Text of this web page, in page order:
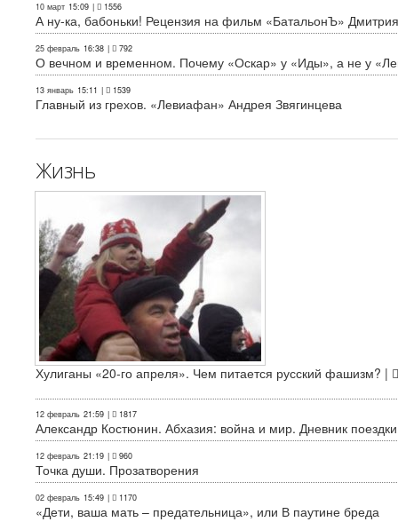
10 март 15:09 | 1556
А ну-ка, бабоньки! Рецензия на фильм «БатальонЪ»
25 февраль 16:38 | 792
О вечном и временном. Почему «Оскар» у «Иды», а не у
13 январь 15:11 | 1539
Главный из грехов. «Левиафан» Андрея Звягинцева
Жизнь
Хулиганы «20-го апреля». Чем питается русский фашизм? |
12 февраль 21:59 | 1817
Александр Костюнин. Абхазия: война и мир. Дневник поездки
12 февраль 21:19 | 960
Точка души. Прозатворения
02 февраль 15:49 | 1170
«Дети, ваша мать – предательница», или В паутине бреда